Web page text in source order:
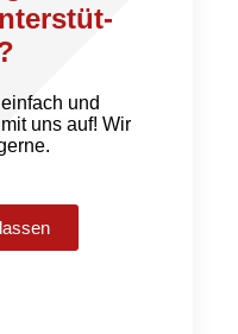
und
uns auf! Wir